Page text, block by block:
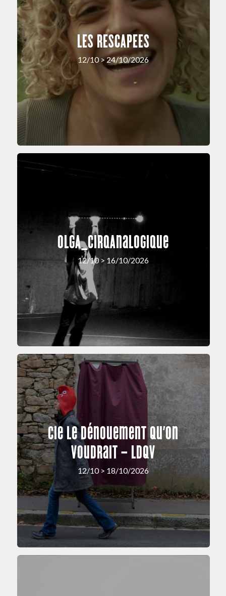
LES RESCAPEES
12/10 > 24/10/2026
OLGA_cirqAnalogique
12/10 > 16/10/2026
Cie Le Dénouement Qu’on
Voudrait – LDQV
12/10 > 18/10/2026